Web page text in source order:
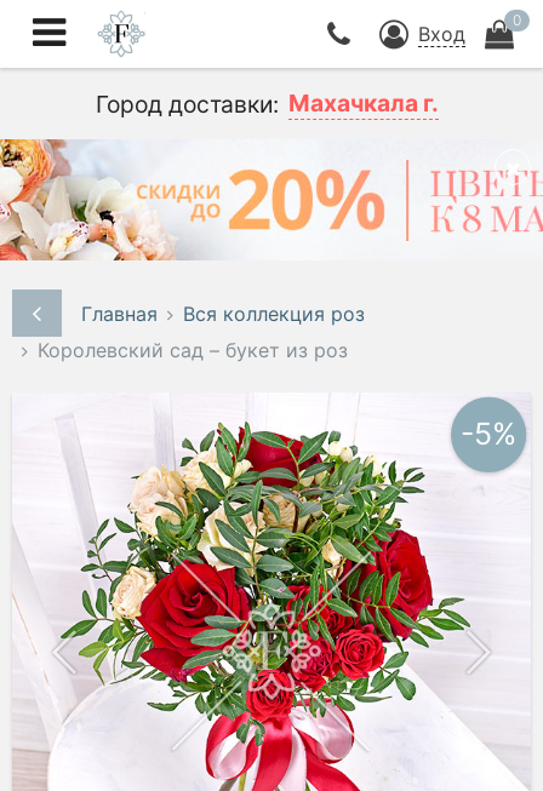
Вход
0
Город доставки: Махачкала г.
Главная
Вся коллекция роз
Королевский сад – букет из роз
-5%